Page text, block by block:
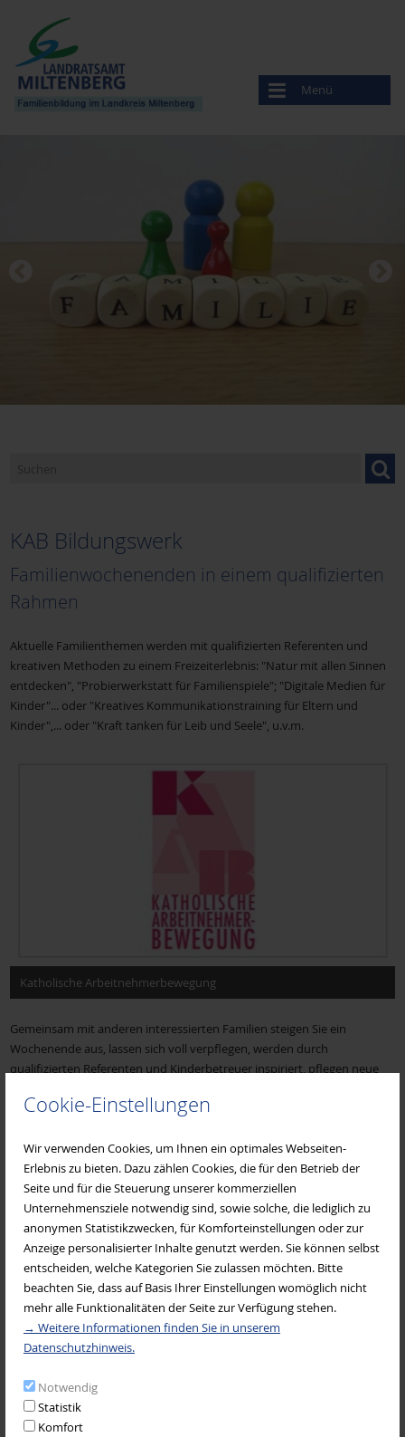
Cookie-Einstellungen
Wir verwenden Cookies, um Ihnen ein optimales Webseiten-
Erlebnis zu bieten. Dazu zählen Cookies, die für den Betrieb der
Seite und für die Steuerung unserer kommerziellen
Unternehmensziele notwendig sind, sowie solche, die lediglich zu
anonymen Statistikzwecken, für Komforteinstellungen oder zur
Anzeige personalisierter Inhalte genutzt werden. Sie können selbst
entscheiden, welche Kategorien Sie zulassen möchten. Bitte
beachten Sie, dass auf Basis Ihrer Einstellungen womöglich nicht
mehr alle Funktionalitäten der Seite zur Verfügung stehen.
→ Weitere Informationen finden Sie in unserem
Datenschutzhinweis.
Notwendig
Statistik
Komfort
Menü
Amt für Ernährung, Landwirtschaft und Forsten
Bayerisches Rotes Kreuz
Fachstelle für Familienangelegenheiten
Familienseelsorge
Frauenseelsorge Diözese Würzburg
Gesundheitsamt Miltenberg
Johanniter Mehrgenerationenhaus
KAB Bildungswerk
Katholischer Deutscher Frauenbund (KDFB)
Kindertagesstätten
KoKi
Kolping
Schulen
KAB Bildungswerk
Familienwochenenden in einem qualifizierten
Rahmen
Aktuelle Familienthemen werden mit qualifizierten Referenten und
kreativen Methoden zu einem Freizeiterlebnis: "Natur mit allen Sinnen
entdecken", "Probierwerkstatt für Familienspiele"; "Digitale Medien für
Kinder"... oder "Kreatives Kommunikationstraining für Eltern und
Kinder",... oder "Kraft tanken für Leib und Seele", u.v.m.
Katholische Arbeitnehmerbewegung
Gemeinsam mit anderen interessierten Familien steigen Sie ein
Wochenende aus, lassen sich voll verpflegen, werden durch
qualifizierten Referenten und Kinderbetreuer inspiriert, pflegen neue
Impulse für den Alltag.
Das KAB-Bildungswerk ermöglicht damit eine günstige
Freizeitgestaltung, bei denen Kinder keine Mehrkosten verursachen
(Pauschalpreis unabhängig von der Kinderzahl) und Familien mit
geringem Einkommen noch mal weniger zahlen.
Mehr Informationen zu offenen Angeboten finden Sie hier:
http://www.kab-wuerzburg.de/zielgruppen-und-
schwerpunkte/familien/angebote-der-familienarbeit
Wenn Sie selbst ein solches Wochenende gemeinsam mit wenigstens 5
Kontakt für die organisatorische Unterstützung:
http://www.kab-wuerzburg.de/aktuelles/index.html/5-freunde-muesst-